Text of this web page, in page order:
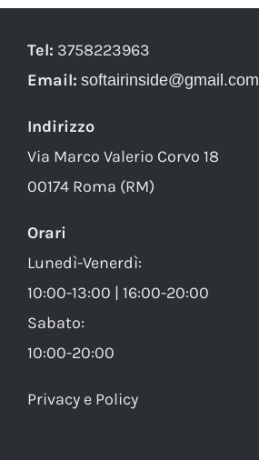
Tel: 3758223963
Email: softairinside@gmail.com
Indirizzo
Via Marco Valerio Corvo 18
00174 Roma (RM)
Orari
Lunedì-Venerdì:
10:00-13:00 | 16:00-20:00
Sabato:
10:00-20:00
Privacy e Policy